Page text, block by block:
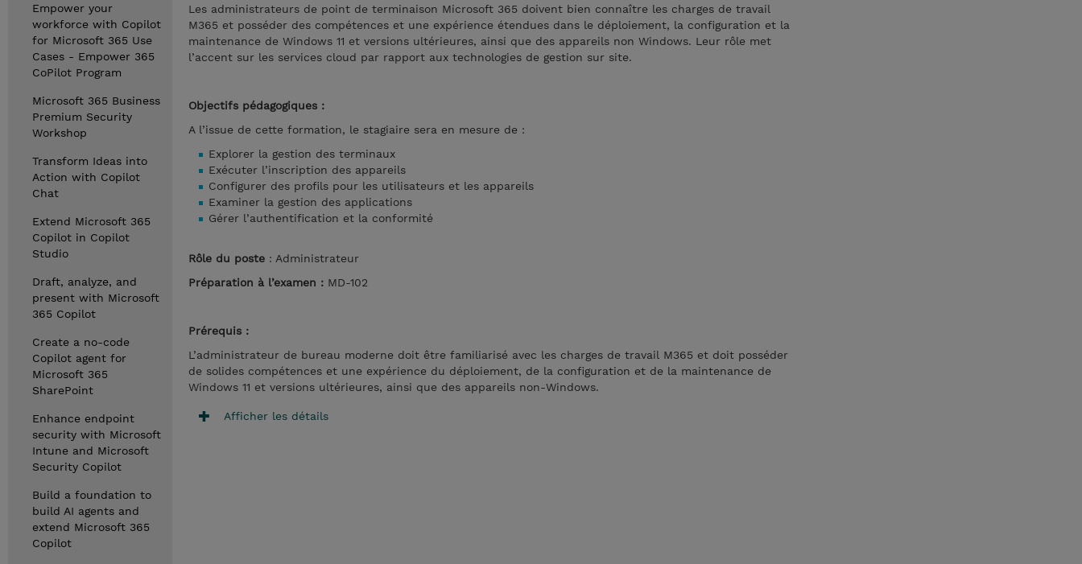
Empower your
workforce with Copilot
for Microsoft 365 Use
Cases - Empower 365
CoPilot Program
Microsoft 365 Business
Premium Security
Workshop
Transform Ideas into
Action with Copilot
Chat
Extend Microsoft 365
Copilot in Copilot
Studio
Draft, analyze, and
present with Microsoft
365 Copilot
Create a no-code
Copilot agent for
Microsoft 365
SharePoint
Enhance endpoint
security with Microsoft
Intune and Microsoft
Security Copilot
Build a foundation to
build AI agents and
extend Microsoft 365
Copilot
Les administrateurs de point de terminaison Microsoft 365 doivent bien connaître les charges de travail
M365 et posséder des compétences et une expérience étendues dans le déploiement, la configuration et la
maintenance de Windows 11 et versions ultérieures, ainsi que des appareils non Windows. Leur rôle met
l’accent sur les services cloud par rapport aux technologies de gestion sur site.
Objectifs pédagogiques :
A l’issue de cette formation, le stagiaire sera en mesure de :
Explorer la gestion des terminaux
Exécuter l’inscription des appareils
Configurer des profils pour les utilisateurs et les appareils
Examiner la gestion des applications
Gérer l’authentification et la conformité
Rôle du poste : Administrateur
Préparation à l’examen : MD-102
Prérequis :
L’administrateur de bureau moderne doit être familiarisé avec les charges de travail M365 et doit posséder
de solides compétences et une expérience du déploiement, de la configuration et de la maintenance de
Windows 11 et versions ultérieures, ainsi que des appareils non-Windows.
Afficher les détails